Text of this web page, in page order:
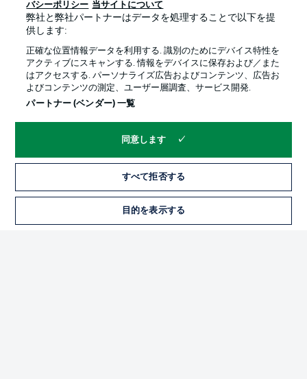
Official Partners
プライバシー・ポリシー 優先設定を管理する
バシーポリシー 当サイトについて
弊社と弊社パートナーはデータを処理することで以下を提
供します:
正確な位置情報データを利用する. 識別のためにデバイス特性を
アクティブにスキャンする. 情報をデバイスに保存および／また
はアクセスする. パーソナライズ広告およびコンテンツ、広告お
よびコンテンツの測定、ユーザー層調査、サービス開発.
パートナー (ベンダー) 一覧
同意します
すべて拒否する
目的を表示する